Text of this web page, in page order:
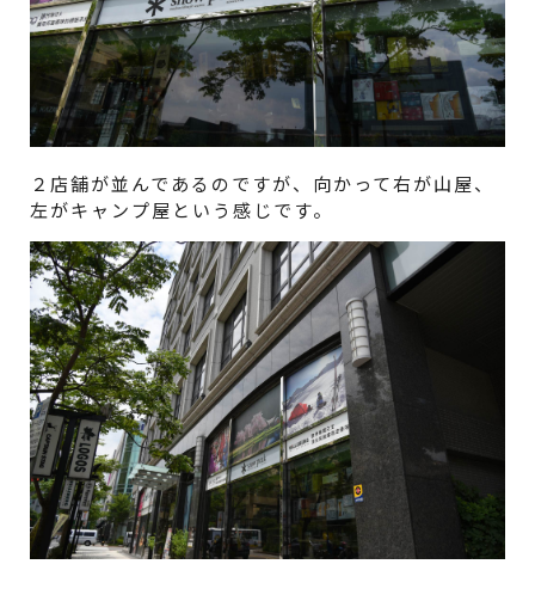
２店舗が並んであるのですが、向かって右が山屋、
左がキャンプ屋という感じです。